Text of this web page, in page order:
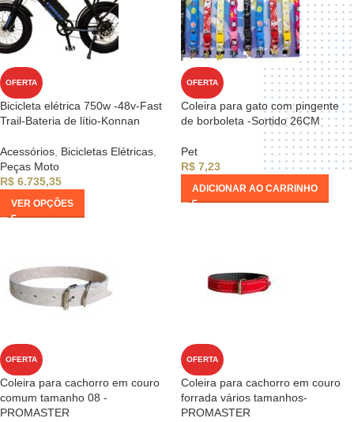
OFERTA
Bicicleta elétrica 750w -48v-Fast
Trail-Bateria de lítio-Konnan
Acessórios Bicicletas Elétricas
Peças Moto
R$ 6.735,35
VER OPÇÕES
OFERTA
Coleira para gato com pingente
de borboleta -Sortido 26CM
Pet
R$7,23
ADICIONAR AO CARRINHO
OFERTA
Coleira para cachorro em couro
comum tamanho 08 -
PROMASTER
OFERTA
Coleira para cachorro em couro
forrada vários tamanhos-
PROMASTER